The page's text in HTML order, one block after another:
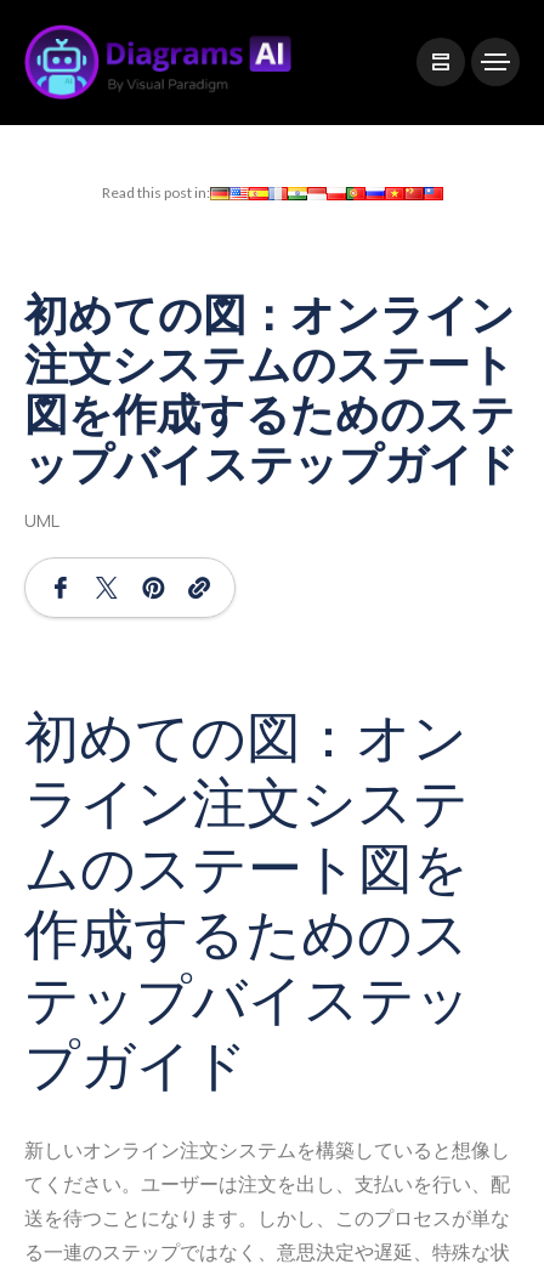
Read this post in:
初めての図：オンライン
注文システムのステート
図を作成するためのステ
ップバイステップガイド
UML
初めての図：オン
ライン注文システ
ムのステート図を
作成するためのス
テップバイステッ
プガイド
新しいオンライン注文システムを構築していると想像し
てください。ユーザーは注文を出し、支払いを行い、配
送を待つことになります。しかし、このプロセスが単な
る一連のステップではなく、意思決定や遅延、特殊な状